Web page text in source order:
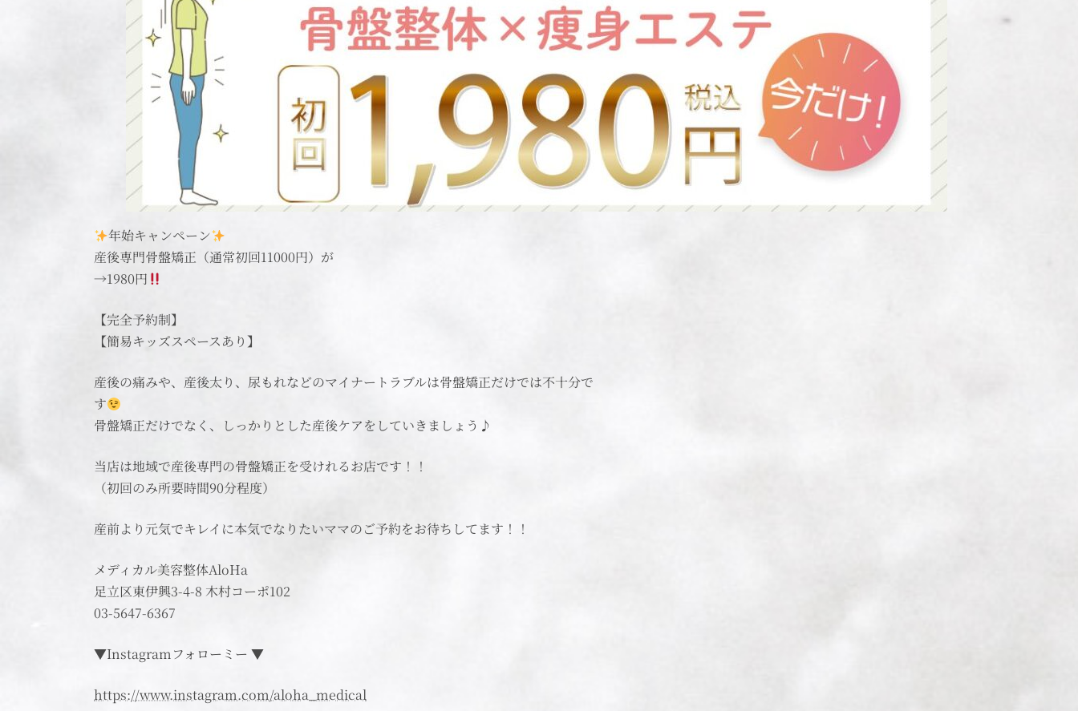
年始キャンペーン
産後専門骨盤矯正（通常初回11000円）が
→1980円
【完全予約制】
【簡易キッズスペースあり】
産後の痛みや、産後太り、尿もれなどのマイナートラブルは骨盤矯正だけでは不十分で
す
骨盤矯正だけでなく、しっかりとした産後ケアをしていきましょう♪
当店は地域で産後専門の骨盤矯正を受けれるお店です！！
（初回のみ所要時間90分程度）
産前より元気でキレイに本気でなりたいママのご予約をお待ちしてます！！
メディカル美容整体AloHa
足立区東伊興3-4-8 木村コーポ102
03-5647-6367
▼Instagramフォローミー ▼
https://www.instagram.com/aloha_medical